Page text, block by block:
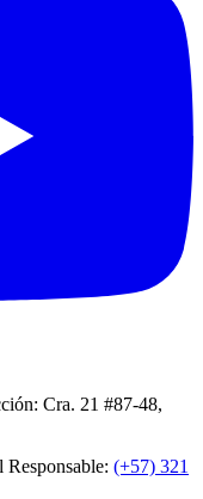
Cra. 21 #87-48,
Responsable: (+57) 321